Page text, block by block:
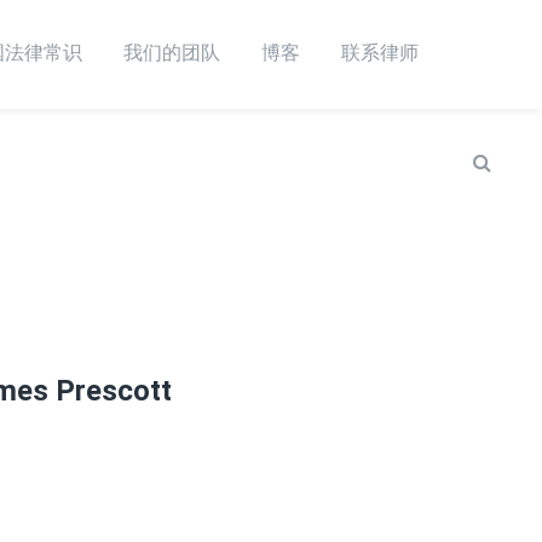
法律常识 我们的团队 博客 联系律师
Prescott